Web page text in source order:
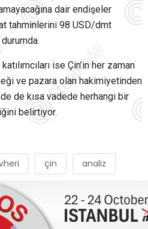
dair endişeler
tahminlerini 98 USD/dmt
ise Çin’in her zaman
ve pazara olan hakimiyetinden
de kısa vadede herhangi bir
belirtiyor.
çin analiz